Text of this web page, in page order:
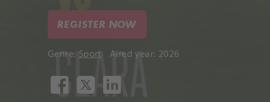
REGISTER NOW
Genre: Sport Aired year: 2026